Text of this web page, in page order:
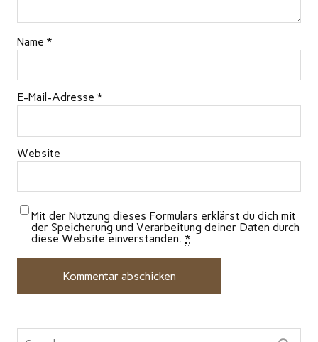
Name *
E-Mail-Adresse *
Website
Mit der Nutzung dieses Formulars erklärst du dich mit
der Speicherung und Verarbeitung deiner Daten durch
diese Website einverstanden. *